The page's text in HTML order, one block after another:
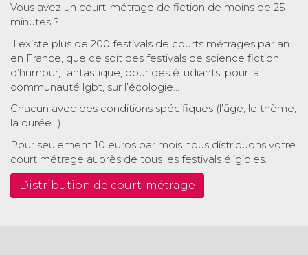
Vous avez un court-métrage de fiction de moins de 25
minutes ?
Il existe plus de 200 festivals de courts métrages par an
en France, que ce soit des festivals de science fiction,
d’humour, fantastique, pour des étudiants, pour la
communauté lgbt, sur l’écologie…
Chacun avec des conditions spécifiques (l’âge, le thème,
la durée…)
Pour seulement 10 euros par mois nous distribuons votre
court métrage auprès de tous les festivals éligibles.
Distribution de court-métrage